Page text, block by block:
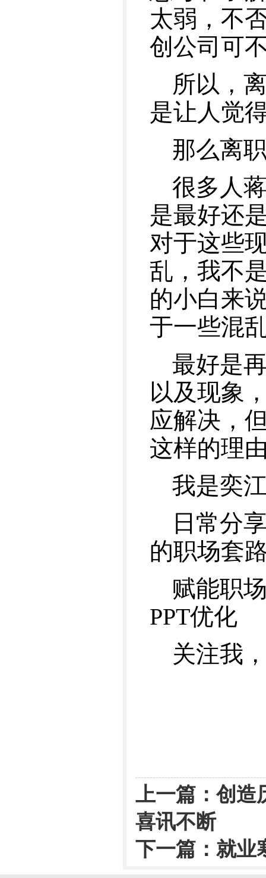
太弱，不
创公司可
所以，
是让人觉
那么离
很多人
是最好还
对于这些
乱，我不
的小白来
于一些混
最好是
以及现象
应解决，
这样的理
我是奕
日常分
的职场套
赋能职
PPT优化
关注我
上一篇： 创造
喜讯不断
下一篇： 就业